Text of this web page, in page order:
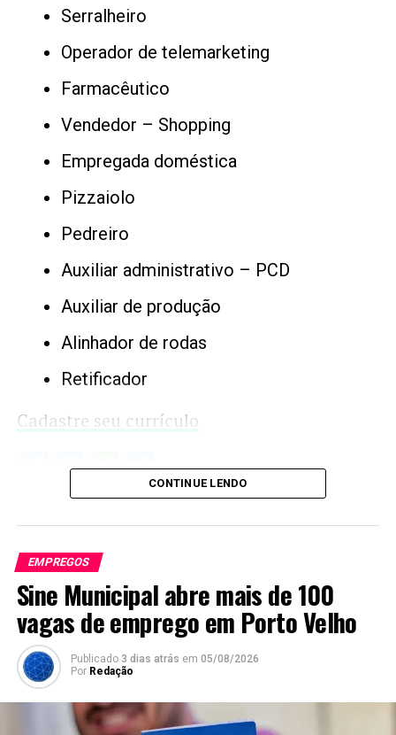
Serralheiro
Operador de telemarketing
Farmacêutico
Vendedor – Shopping
Empregada doméstica
Pizzaiolo
Pedreiro
Auxiliar administrativo – PCD
Auxiliar de produção
Alinhador de rodas
Retificador
Cadastre seu currículo
Twitter
Facebook
WhatsApp
Share
CONTINUE LENDO
EMPREGOS
Sine Municipal abre mais de 100
vagas de emprego em Porto Velho
Publicado 3 dias atrás em 05/08/2026
Por Redação